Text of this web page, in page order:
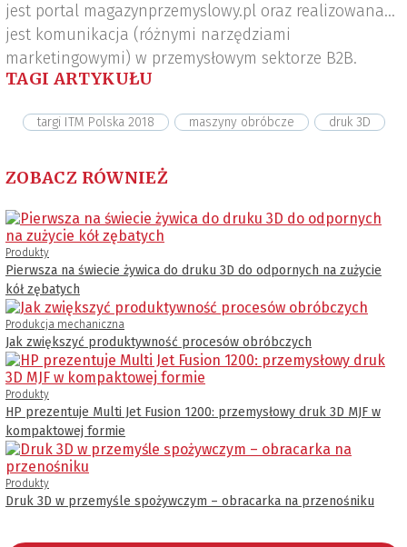
jest portal magazynprzemyslowy.pl oraz realizowana
jest komunikacja (różnymi narzędziami
marketingowymi) w przemysłowym sektorze B2B.
TAGI ARTYKUŁU
targi ITM Polska 2018 maszyny obróbcze druk 3D
ZOBACZ RÓWNIEŻ
Produkty
Pierwsza na świecie żywica do druku 3D do odpornych na zużycie
kół zębatych
Produkcja mechaniczna
Jak zwiększyć produktywność procesów obróbczych
Produkty
HP prezentuje Multi Jet Fusion 1200: przemysłowy druk 3D MJF w
kompaktowej formie
Produkty
Druk 3D w przemyśle spożywczym – obracarka na przenośniku